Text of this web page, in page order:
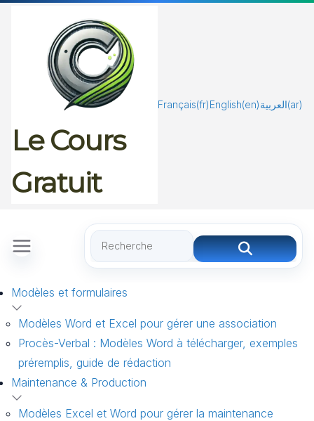
Le Cours
Gratuit
Français(fr) English(en)العربية(ar)
Modèles et formulaires
Modèles Word et Excel pour gérer une association
Procès-Verbal : Modèles Word à télécharger, exemples
préremplis, guide de rédaction
Maintenance & Production
Modèles Excel et Word pour gérer la maintenance